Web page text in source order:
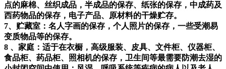
点的麻棉、丝织成品，半成品的保存、纸张的保存，中成药及
西药物品的保存，电子产品、原材料的干燥贮存。
7、贮藏室：名人字画的保存，个人照片的保存，一些受潮易
变质物品等的保存。
8 、家庭：适于在衣橱，高级服装、皮具、文件柜、仪器柜、
食品柜、药品柜、照相机的保存，卫生间等最需要防潮去湿的